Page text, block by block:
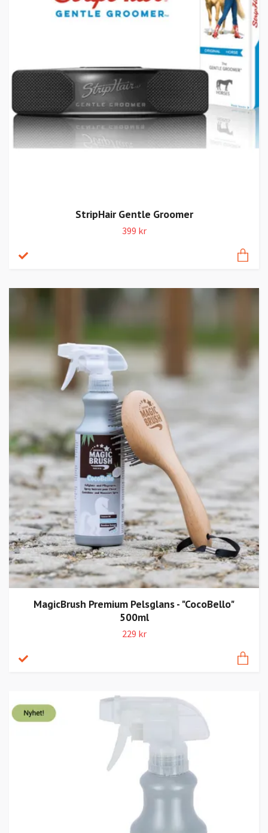
StripHair Gentle Groomer
399 kr
MagicBrush Premium Pelsglans - "CocoBello"
500ml
229 kr